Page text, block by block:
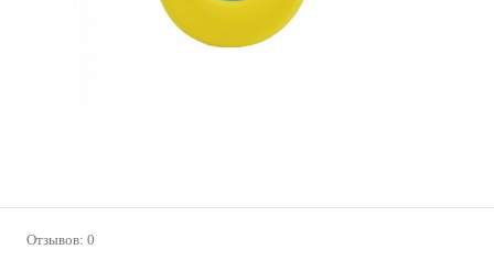
Отзывов: 0